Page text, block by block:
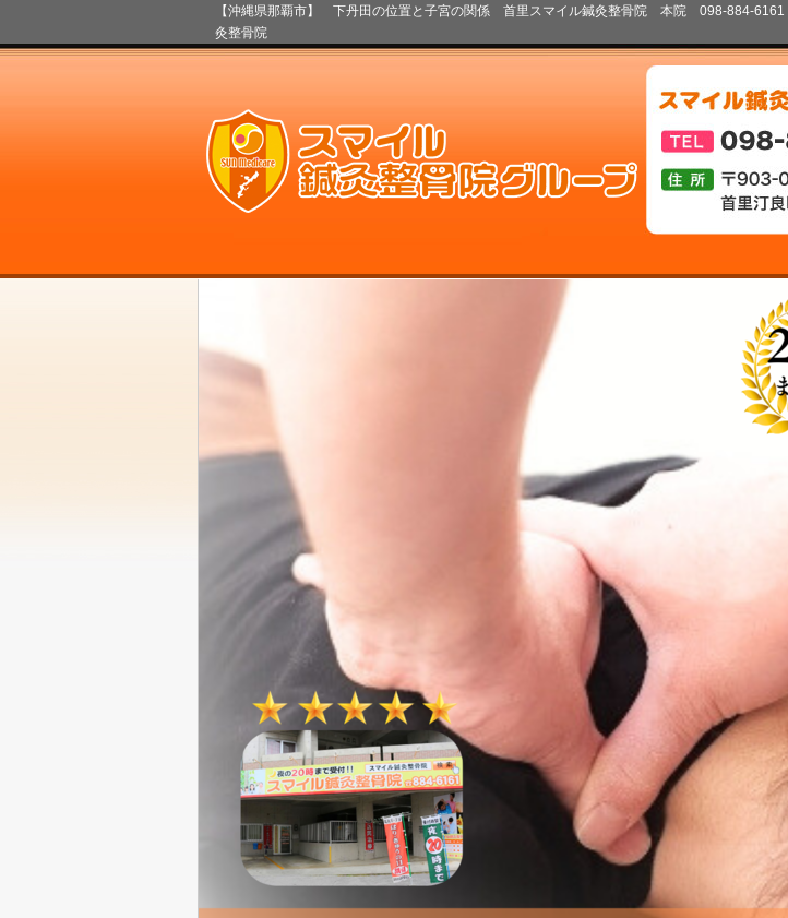
【沖縄県那覇市】 下丹田の位置と子宮の関係 首里スマイル鍼灸整骨院 本院 098-884-6161 |
灸整骨院